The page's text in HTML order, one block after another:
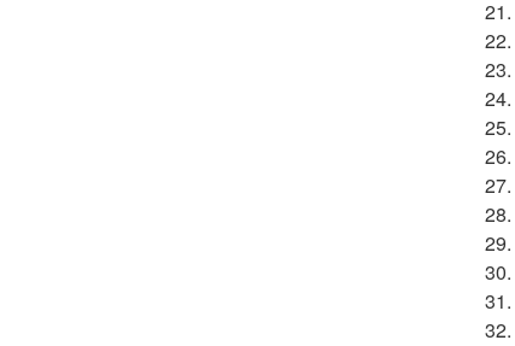
21.
22.
23.
24.
25.
26.
27.
28.
29.
30.
31.
32.